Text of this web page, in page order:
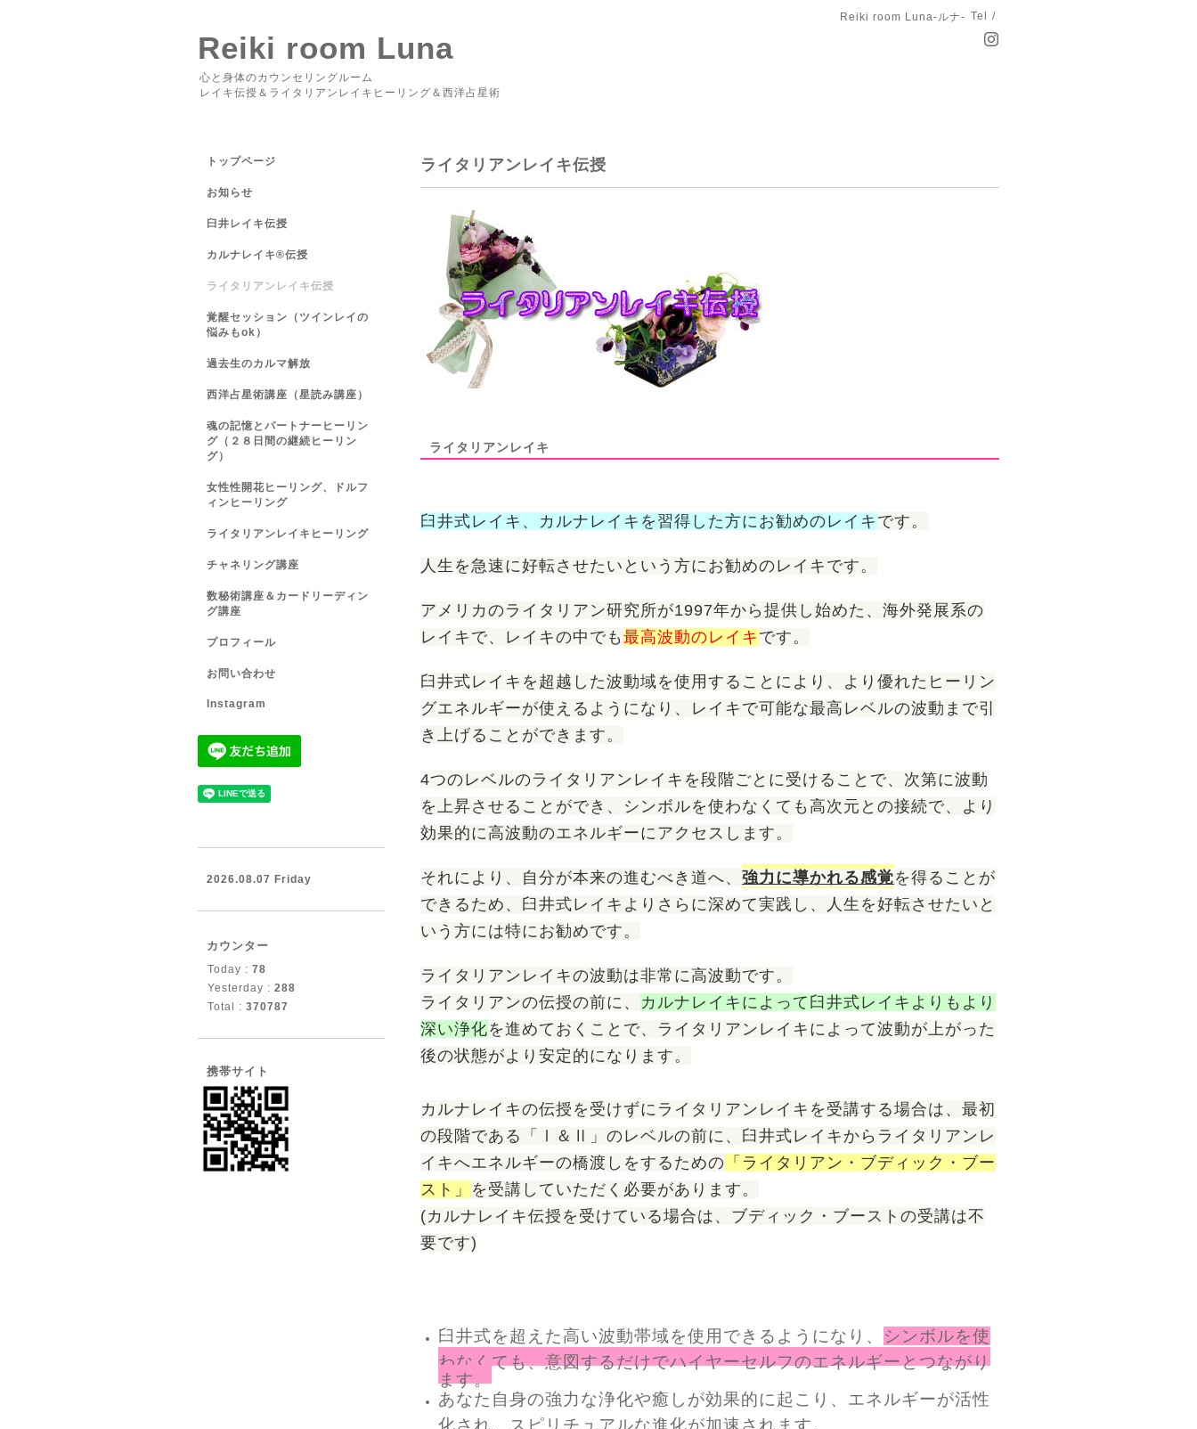
Reiki room Luna-ルナ- Tel /
Reiki room Luna
心と身体のカウンセリングルーム
レイキ伝授＆ライタリアンレイキヒーリング＆西洋占星術
ライタリアンレイキ伝授
ライタリアンレイキ
臼井式レイキ、カルナレイキを習得した方にお勧めのレイキ です。
人生を急速に好転させたいという方にお勧めのレイキです。
アメリカのライタリアン研究所が1997年から提供し始めた、海外発展系の
レイキで、レイキの中でも 最高波動のレイキ です。
臼井式レイキを超越した波動域を使用することにより、より優れたヒーリン
グエネルギーが使えるようになり、レイキで可能な最高レベルの波動まで引
き上げることができます。
4つのレベルのライタリアンレイキを段階ごとに受けることで、次第に波動
を上昇させることができ、シンボルを使わなくても高次元との接続で、より
効果的に高波動のエネルギーにアクセスします。
それにより、自分が本来の進むべき道へ、 強力に導かれる感覚を得ることが
できるため、臼井式レイキよりさらに深めて実践し、人生を好転させたいと
いう方には特にお勧めです。
ライタリアンレイキの波動は非常に高波動です。
ライタリアンの伝授の前に、 カルナレイキによって臼井式レイキよりもより
深い浄化を進めておくことで、ライタリアンレイキによって波動が上がった
後の状態がより安定的になります。
カルナレイキの伝授を受けずにライタリアンレイキを受講する場合は、最初
の段階である「Ⅰ＆Ⅱ」のレベルの前に、臼井式レイキからライタリアンレ
イキへエネルギーの橋渡しをするための 「ライタリアン・ブディック・ブー
スト」 を受講していただく必要があります。
(カルナレイキ伝授を受けている場合は、ブディック・ブーストの受講は不
要です)
臼井式を超えた高い波動帯域を使用できるようになり、 シンボルを使
わなくても、意図するだけでハイヤーセルフのエネルギーとつながり
ます。
あなた自身の強力な浄化や癒しが効果的に起こり、エネルギーが活性
化され、スピリチュアルな進化が加速されます。
トップページ
お知らせ
臼井レイキ伝授
カルナレイキ®伝授
ライタリアンレイキ伝授
覚醒セッション（ツインレイの
悩みもok）
過去生のカルマ解放
西洋占星術講座（星読み講座）
魂の記憶とパートナーヒーリン
グ（２８日間の継続ヒーリン
グ）
女性性開花ヒーリング、ドルフ
ィンヒーリング
ライタリアンレイキヒーリング
チャネリング講座
数秘術講座＆カードリーディン
グ講座
プロフィール
お問い合わせ
Instagram
2026.08.07 Friday
カウンター
Today : 78
Yesterday : 288
Total : 370787
携帯サイト